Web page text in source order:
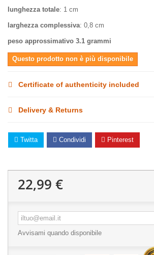
lunghezza totale: 1 cm
larghezza complessiva: 0,8 cm
peso approssimativo 3.1 grammi
Questo prodotto non è più disponibile
Certificate of authenticity included
Delivery & Returns
Twitta Condividi Pinterest
22,99 €
Avvisami quando disponibile